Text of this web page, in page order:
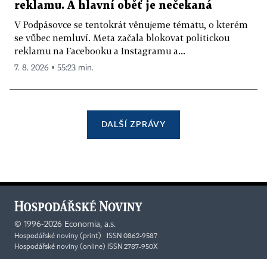
reklamu. A hlavní oběť je nečekaná
V Podpásovce se tentokrát věnujeme tématu, o kterém
se vůbec nemluví. Meta začala blokovat politickou
reklamu na Facebooku a Instagramu a...
7. 8. 2026 ▪ 55:23 min.
DALŠÍ ZPRÁVY
© 1996-2026 Economia, a.s.
Hospodářské noviny (print) ISSN 0862-9587
Hospodářské noviny (online) ISSN 2787-950X